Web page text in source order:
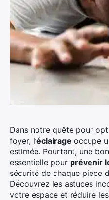
Dans notre quête pour
foyer, l’éclairage occupe
estimée. Pourtant, une
essentielle pour prévenir
sécurité de chaque pièce
Découvrez les astuces
votre espace et réduire